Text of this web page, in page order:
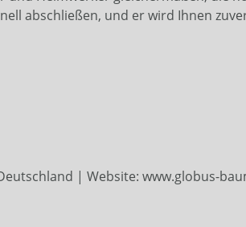
abschließen, und er wird Ihnen
| Website: www.globus-